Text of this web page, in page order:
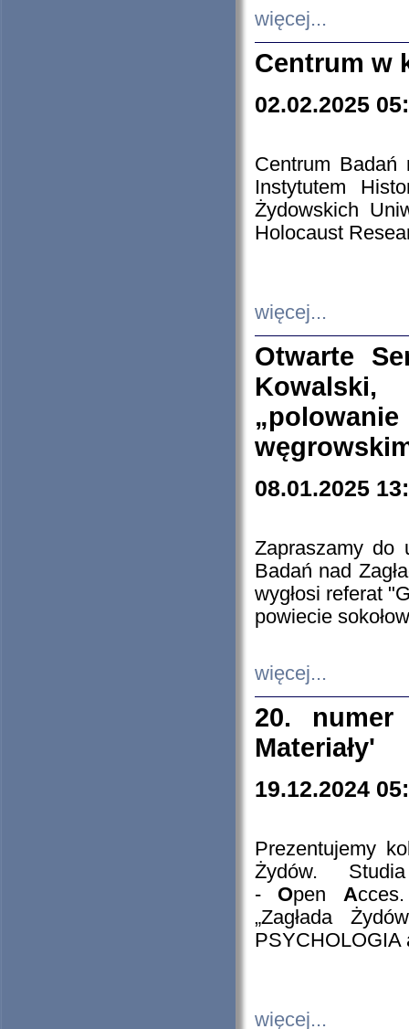
więcej...
Centrum w
02.02.2025
Centrum Badań
Instytutem
Żydowskich
Holocaust
więcej...
Otwarte
08.01.2025
Zapraszamy do
Badań nad
wygłosi referat
powiecie
więcej...
20. numer
Materiały'
19.12.2024
Prezentujemy
Żydów.
- Open A
„Zagłada
PSYCHOLOGIA
więcej...